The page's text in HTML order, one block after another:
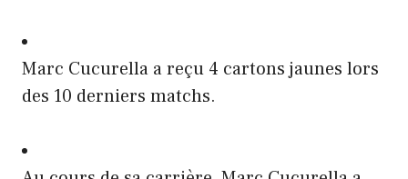
Marc Cucurella a reçu 4 cartons jaunes lors
des 10 derniers matchs.